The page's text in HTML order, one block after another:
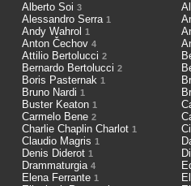
Alberto Soi 3
Alessandro Serra 1
Andy Wahrol 1
Anton Čechov 4
Attilio Bertolucci 2
Bernardo Bertolucci 2
Boris Pasternak 1
Bruno Nardi 1
Buster Keaton 1
Carmelo Bene 2
Charlie Chaplin Charlot 1
Claudio Magris 1
Denis Diderot 1
Drammaturgia 4
Elena Ferrante 1